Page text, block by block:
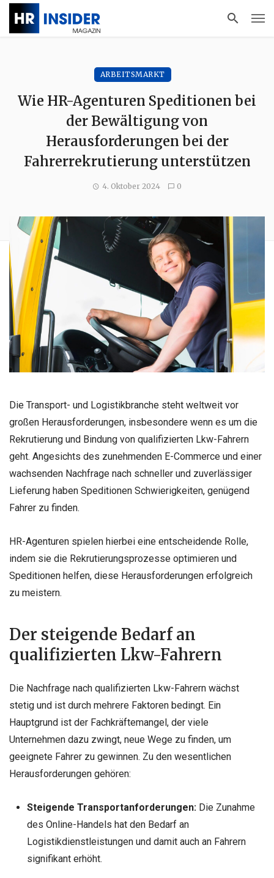
ARBEITSMARKT
Wie HR-Agenturen Speditionen bei
der Bewältigung von
Herausforderungen bei der
Fahrerrekrutierung unterstützen
4. Oktober 2024 0
Die Transport- und Logistikbranche steht weltweit vor
großen Herausforderungen, insbesondere wenn es um die
Rekrutierung und Bindung von qualifizierten Lkw-Fahrern
geht. Angesichts des zunehmenden E-Commerce und einer
wachsenden Nachfrage nach schneller und zuverlässiger
Lieferung haben Speditionen Schwierigkeiten, genügend
Fahrer zu finden.
HR-Agenturen spielen hierbei eine entscheidende Rolle,
indem sie die Rekrutierungsprozesse optimieren und
Speditionen helfen, diese Herausforderungen erfolgreich
zu meistern.
Der steigende Bedarf an
qualifizierten Lkw-Fahrern
Die Nachfrage nach qualifizierten Lkw-Fahrern wächst
stetig und ist durch mehrere Faktoren bedingt. Ein
Hauptgrund ist der Fachkräftemangel, der viele
Unternehmen dazu zwingt, neue Wege zu finden, um
geeignete Fahrer zu gewinnen. Zu den wesentlichen
Herausforderungen gehören:
Steigende Transportanforderungen:Die Zunahme
des Online-Handels hat den Bedarf an
Logistikdienstleistungen und damit auch an Fahrern
signifikant erhöht.